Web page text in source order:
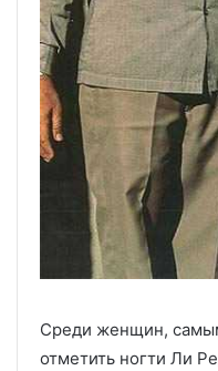
Среди женщин,
отметить ногти Ли